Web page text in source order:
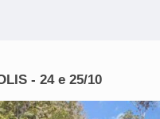
- 24 e 25/10